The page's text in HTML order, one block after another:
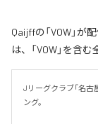
Qaijffの「VOW」
は、「VOW」を含
Jリーグクラブ「名古
ング。